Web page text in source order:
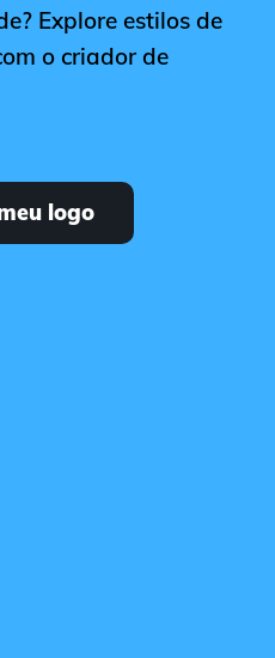
Explore estilos de
o criador de
logo